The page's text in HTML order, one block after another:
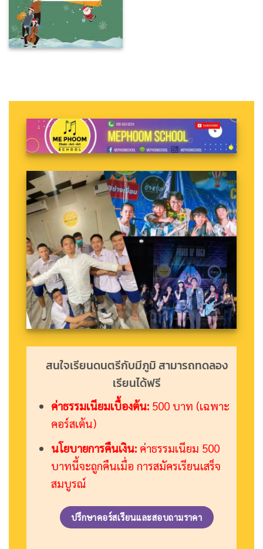
สนใจเรียนดนตรีกับมีภูมิ สามารถทดลอง
เรียนได้ฟรี
ค่าธรรมเนียมเบื้องต้น:500 บาท (เฉพาะ
คอร์สเต้น)
นโยบายการคืนเงิน:ค่าธรรมเนียม 500
บาทนี้จะถูกคืนเมื่อ การสมัครเรียนเสร็จ
สมบูรณ์
ปรึกษาคอร์สเรียนและสอบถามราคา